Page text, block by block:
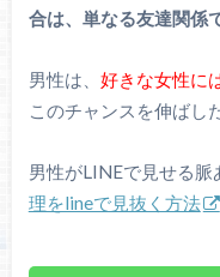
合は、単なる友達関係
男性は、 好きな女性に
このチャンスを伸ばし
男性がLINEで見せる脈
理をlineで見抜く方法